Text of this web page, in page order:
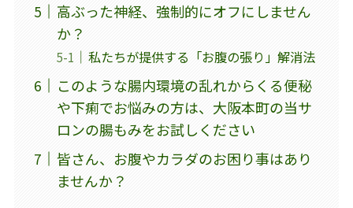
高ぶった神経、強制的にオフにしません
か？
私たちが提供する「お腹の張り」解消法
このような腸内環境の乱れからくる便秘
や下痢でお悩みの方は、大阪本町の当サ
ロンの腸もみをお試しください
皆さん、お腹やカラダのお困り事はあり
ませんか？